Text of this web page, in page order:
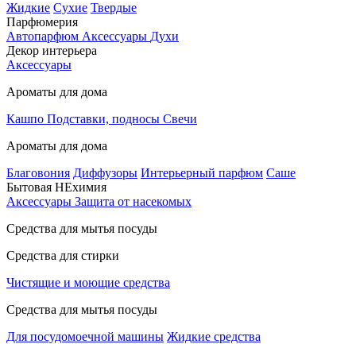
Жидкие Сухие Твердые
Парфюмерия
Автопарфюм Аксессуары Духи
Декор интерьера
Аксессуары
Ароматы для дома
Кашпо Подставки, подносы Свечи
Ароматы для дома
Благовония Диффузоры Интерьерный парфюм Саше
Бытовая НЕхимия
Аксессуары Защита от насекомых
Средства для мытья посуды
Средства для стирки
Чистящие и моющие средства
Средства для мытья посуды
Для посудомоечной машины Жидкие средства